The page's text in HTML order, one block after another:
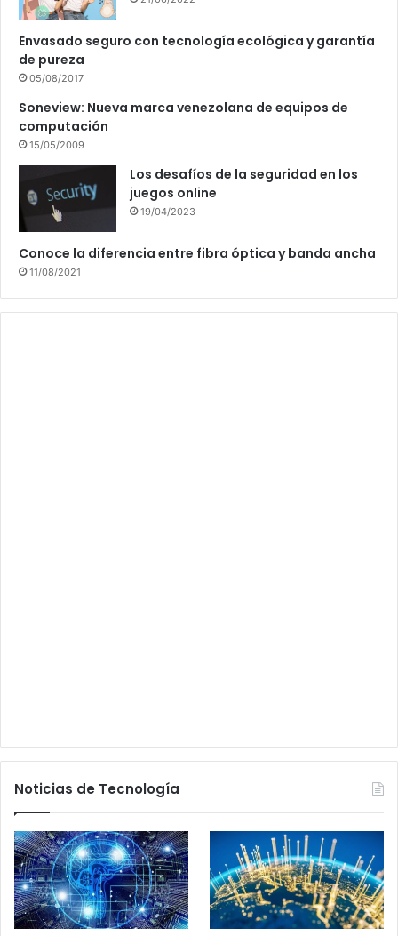
Envasado seguro con tecnología ecológica y garantía
de pureza
05/08/2017
Soneview: Nueva marca venezolana de equipos de
computación
15/05/2009
Los desafíos de la seguridad en los
juegos online
19/04/2023
Conoce la diferencia entre fibra óptica y banda ancha
11/08/2021
Noticias de Tecnología